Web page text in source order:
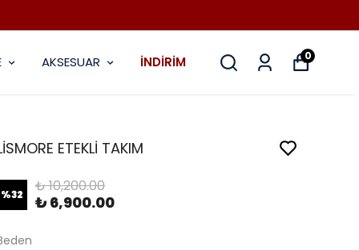
AKSESUAR İNDİRİM 0
ETEKLİ TAKIM
%32 ₺ 10,200.00
₺ 6,900.00